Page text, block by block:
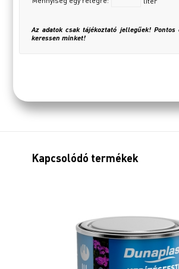
Az adatok csak tájékoztató jellegűek!
keressen minket!
Kapcsolódó termékek